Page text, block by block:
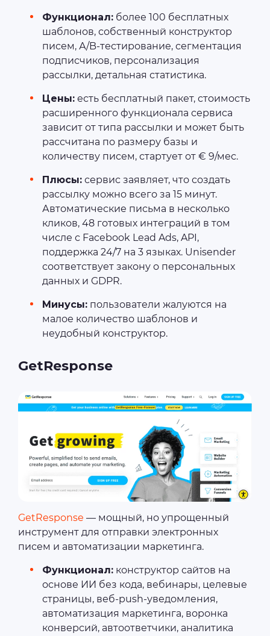
Функционал: более 100 бесплатных
шаблонов, собственный конструктор
писем, А/B-тестирование, сегментация
подписчиков, персонализация
рассылки, детальная статистика.
Цены: есть бесплатный пакет, стоимость
расширенного функционала сервиса
зависит от типа рассылки и может быть
рассчитана по размеру базы и
количеству писем, стартует от € 9/мес.
Плюсы: сервис заявляет, что создать
рассылку можно всего за 15 минут.
Автоматические письма в несколько
кликов, 48 готовых интеграций в том
числе с Facebook Lead Ads, API,
поддержка 24/7 на 3 языках. Unisender
соответствует закону о персональных
данных и GDPR.
Минусы: пользователи жалуются на
малое количество шаблонов и
неудобный конструктор.
GetResponse
GetResponse — мощный, но упрощенный
инструмент для отправки электронных
писем и автоматизации маркетинга.
Функционал: конструктор сайтов на
основе ИИ без кода, вебинары, целевые
страницы, веб-push-уведомления,
автоматизация маркетинга, воронка
конверсий, автоответчики, аналитика